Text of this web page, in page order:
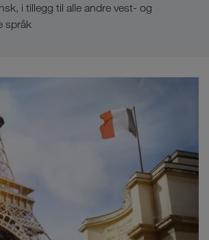
i tillegg til alle andre vest- og
språk